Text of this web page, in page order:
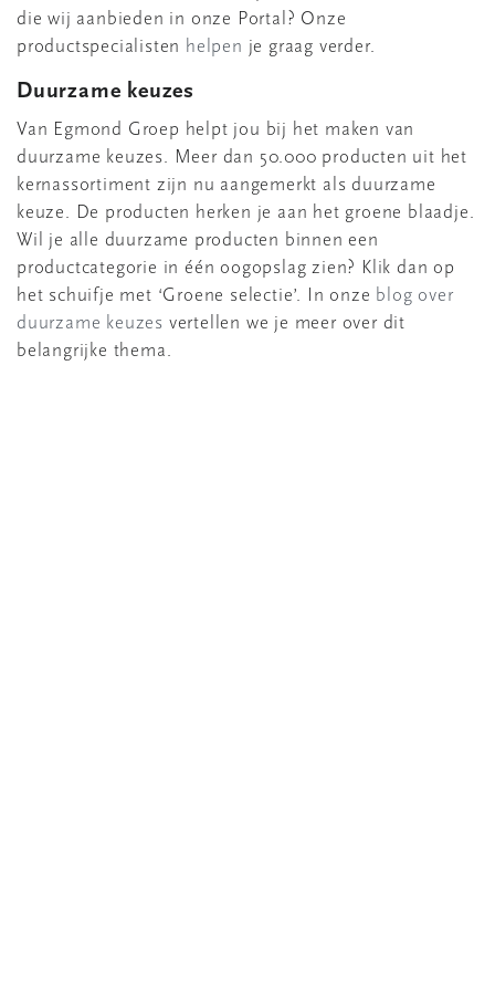
die wij aanbieden in onze Portal? Onze
productspecialisten helpen je graag verder.
Duurzame keuzes
Van Egmond Groep helpt jou bij het maken van
duurzame keuzes. Meer dan 50.000 producten uit het
kernassortiment zijn nu aangemerkt als duurzame
keuze. De producten herken je aan het groene blaadje.
Wil je alle duurzame producten binnen een
productcategorie in één oogopslag zien? Klik dan op
het schuifje met ‘Groene selectie’. In onze blog over
duurzame keuzes vertellen we je meer over dit
belangrijke thema.